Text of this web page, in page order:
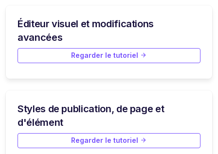
Éditeur visuel et modifications
avancées
Regarder le tutoriel
Styles de publication, de page et
d'élément
Regarder le tutoriel